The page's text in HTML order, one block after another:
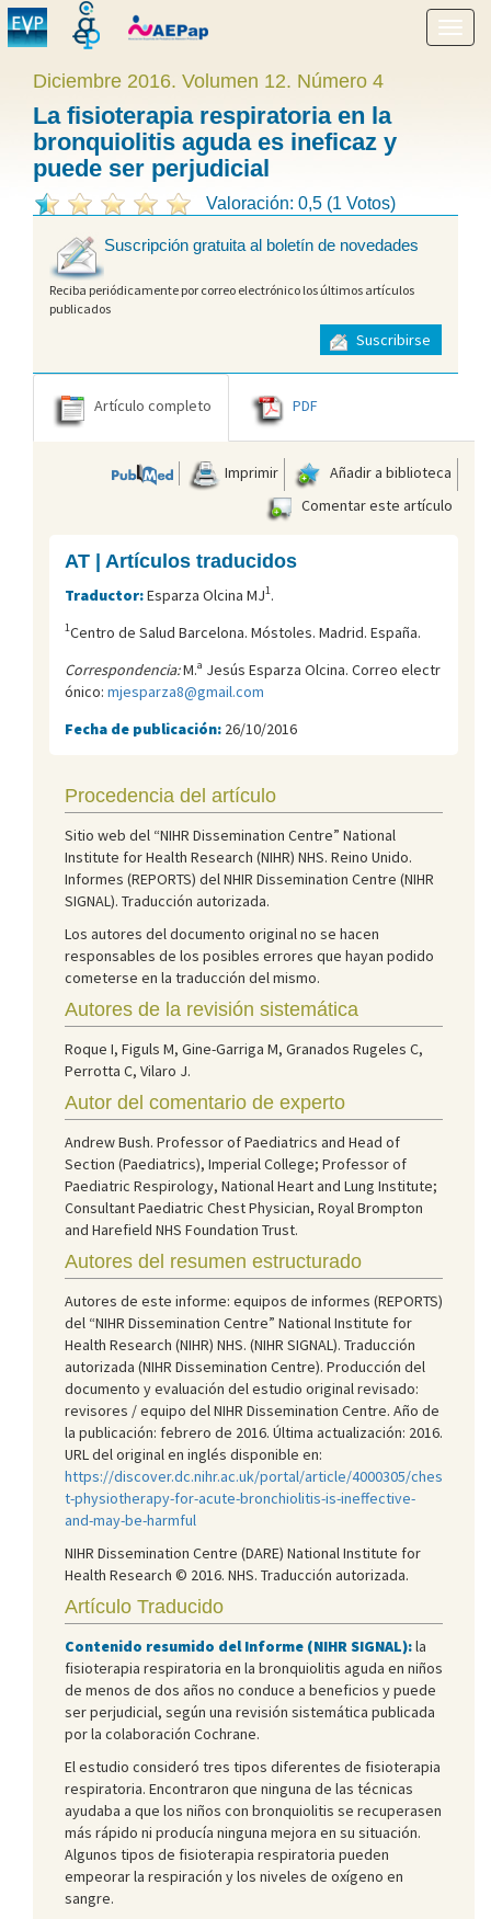
menú
Diciembre 2016. Volumen 12. Número 4
La fisioterapia respiratoria en la
bronquiolitis aguda es ineficaz y
puede ser perjudicial
Valoración: 0,5 (1 Votos)
Suscripción gratuita al boletín de novedades
Reciba periódicamente por correo electrónico los últimos artículos
publicados
Suscribirse
Artículo completo PDF
Imprimir
Añadir a biblioteca
Comentar este artículo
AT | Artículos traducidos
Traductor:Esparza Olcina MJ1.
1Centro de Salud Barcelona. Móstoles. Madrid. España.
Correspondencia:M.ª Jesús Esparza Olcina. Correo electr
ónico: mjesparza8@gmail.com
Fecha de publicación: 26/10/2016
Procedencia del artículo
Sitio web del “NIHR Dissemination Centre” National
Institute for Health Research (NIHR) NHS. Reino Unido.
Informes (REPORTS) del NHIR Dissemination Centre (NIHR
SIGNAL). Traducción autorizada.
Los autores del documento original no se hacen
responsables de los posibles errores que hayan podido
cometerse en la traducción del mismo.
Autores de la revisión sistemática
Roque I, Figuls M, Gine-Garriga M, Granados Rugeles C,
Perrotta C, Vilaro J.
Autor del comentario de experto
Andrew Bush. Professor of Paediatrics and Head of
Section (Paediatrics), Imperial College; Professor of
Paediatric Respirology, National Heart and Lung Institute;
Consultant Paediatric Chest Physician, Royal Brompton
and Harefield NHS Foundation Trust.
Autores del resumen estructurado
Autores de este informe: equipos de informes (REPORTS)
del “NIHR Dissemination Centre” National Institute for
Health Research (NIHR) NHS. (NIHR SIGNAL). Traducción
autorizada (NIHR Dissemination Centre). Producción del
documento y evaluación del estudio original revisado:
revisores / equipo del NIHR Dissemination Centre. Año de
la publicación: febrero de 2016. Última actualización: 2016.
URL del original en inglés disponible en:
https://discover.dc.nihr.ac.uk/portal/article/4000305/ches
t-physiotherapy-for-acute-bronchiolitis-is-ineffective-
and-may-be-harmful
NIHR Dissemination Centre (DARE) National Institute for
Health Research © 2016. NHS. Traducción autorizada.
Artículo Traducido
Contenido resumido del Informe (NIHR SIGNAL):la
fisioterapia respiratoria en la bronquiolitis aguda en niños
de menos de dos años no conduce a beneficios y puede
ser perjudicial, según una revisión sistemática publicada
por la colaboración Cochrane.
El estudio consideró tres tipos diferentes de fisioterapia
respiratoria. Encontraron que ninguna de las técnicas
ayudaba a que los niños con bronquiolitis se recuperasen
más rápido ni producía ninguna mejora en su situación.
Algunos tipos de fisioterapia respiratoria pueden
empeorar la respiración y los niveles de oxígeno en
sangre.